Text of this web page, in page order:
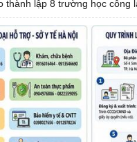
thành lập 8 trường học công